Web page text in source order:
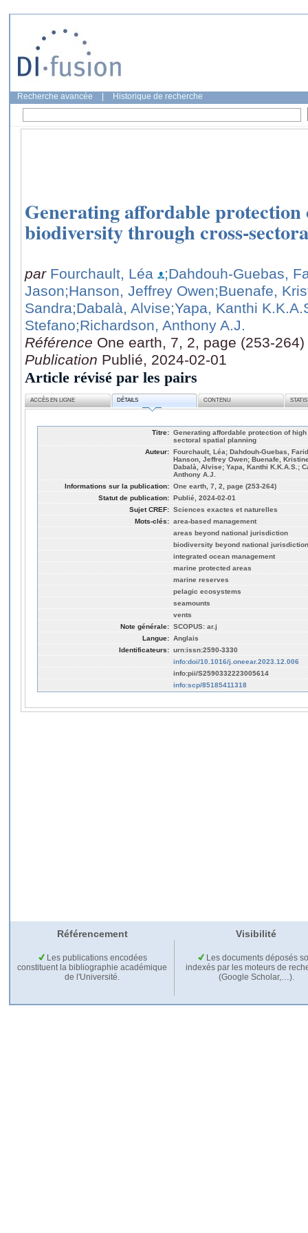
Recherche avancée Historique de recherche
Generating affordable protection
biodiversity through cross-
par Fourchault, Léa
;Dahdouh-Guebas,
Jason;Hanson, Jeffrey Owen;Buenafe,
Sandra;Dabalà, Alvise;Yapa, Kanthi
Stefano;Richardson, Anthony A.J.
Référence One earth, 7, 2, page (253-264)
Publication Publié, 2024-02-01
Article révisé par les pairs
ACCÈS EN LIGNE DÉTAILS CONTENU
Titre: Generating affordable protection of
sectoral spatial planning
Auteur: Fourchault, Léa; Dahdouh-Guebas,
Hanson, Jeffrey Owen; Buenafe,
Dabalà, Alvise; Yapa, Kanthi K.K.A.S.;
Anthony A.J.
Informations sur la publication: One earth, 7, 2, page (253-264)
Statut de publication: Publié, 2024-02-01
Sujet CREF: Sciences exactes et naturelles
Mots-clés: area-based management
areas beyond national jurisdiction
biodiversity beyond national jurisdiction
integrated ocean management
marine protected areas
marine reserves
pelagic ecosystems
seamounts
vents
Note générale: SCOPUS: ar.j
Langue: Anglais
Identificateurs: urn:issn:2590-3330
info:doi/10.1016/j.oneear.2023.12.006
info:pii/S2590332223005614
info:scp/85185411318
Référencement Visibilité
Les publications encodées
constituent la bibliographie académique
de l'Université.
Les documents déposés
indexés par les moteurs de
(Google Scholar,…).